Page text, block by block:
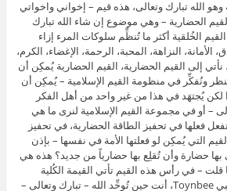
الله تبارك وتعالى، هذه قيم – إخواني واخواتي
الحضارية – وهي موضوع إن شاء الله تبارك
الخُلقية أكثر ما تُنظِّم سلوكات المرء إزاء
الأمانة، النزاهة، المحبة، الرحمة، الإغضاء، الكرم،
إلى القيم الحضارية، القيم الحضارية يُمكِن أن
ونُفكِّر في منظومة القيم الإسلامية – يُمكِن أن
لكن يُجتهَد في هذا من غير واحد من أهل الفكر
– أو في مجموعة القيم الإسلامية لنرى ما هي
فعلها في تحفيز الطاقة الحضارية، في تحفيز
التي يُمكِن لو فعلتها الأمة في نفسها – بإذن
بها حضارة وأن تُقلِع بها حضارياً من جديد؟ هذه هي
قلت – في رأس هذه القيم تأتي القيمة الكُلية
التوحيد، وهذا ما لحظه توينبي Toynbee، أنت حين تُوحِّد الله – تبارك وتعالى –